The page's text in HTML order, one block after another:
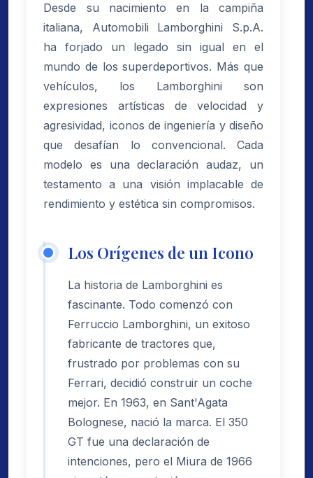
Desde su nacimiento en la campiña
italiana, Automobili Lamborghini S.p.A.
ha forjado un legado sin igual en el
mundo de los superdeportivos. Más que
vehículos, los Lamborghini son
expresiones artísticas de velocidad y
agresividad, iconos de ingeniería y diseño
que desafían lo convencional. Cada
modelo es una declaración audaz, un
testamento a una visión implacable de
rendimiento y estética sin compromisos.
Los Orígenes de un Icono
La historia de Lamborghini es
fascinante. Todo comenzó con
Ferruccio Lamborghini, un exitoso
fabricante de tractores que,
frustrado por problemas con su
Ferrari, decidió construir un coche
mejor. En 1963, en Sant'Agata
Bolognese, nació la marca. El 350
GT fue una declaración de
intenciones, pero el Miura de 1966